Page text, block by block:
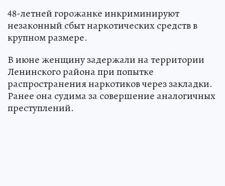
48-летней горожанке инкриминируют
незаконный сбыт наркотических средств в
крупном размере.
В июне женщину задержали на территории
Ленинского района при попытке
распространения наркотиков через закладки.
Ранее она судима за совершение аналогичных
преступлений.